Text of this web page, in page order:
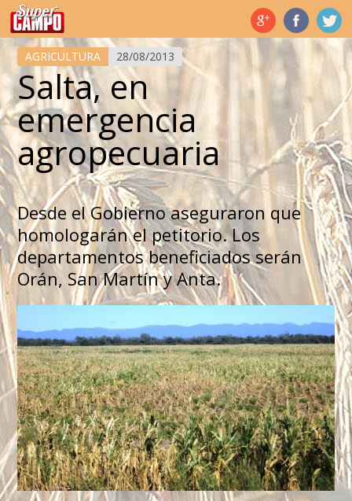
Temas de hoy
AGRICULTURA 28/08/2013
Salta, en
emergencia
agropecuaria
Desde el Gobierno aseguraron que
homologarán el petitorio. Los
departamentos beneficiados serán
Orán, San Martín y Anta.